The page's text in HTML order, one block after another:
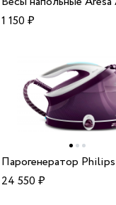
1 150₽
24 550₽